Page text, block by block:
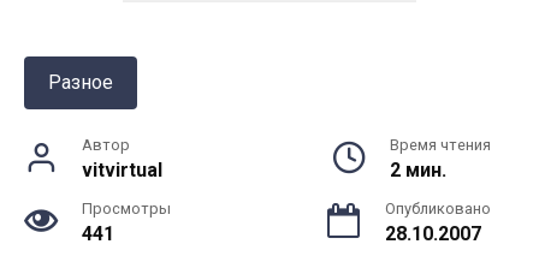
Разное
Автор
vitvirtual
Время чтения
2 мин.
Просмотры
441
Опубликовано
28.10.2007